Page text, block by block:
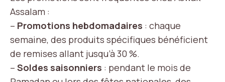
Assalam :
– Promotions hebdomadaires : chaque
semaine, des produits spécifiques bénéficient
de remises allant jusqu’à 30 %.
– Soldes saisonniers : pendant le mois de